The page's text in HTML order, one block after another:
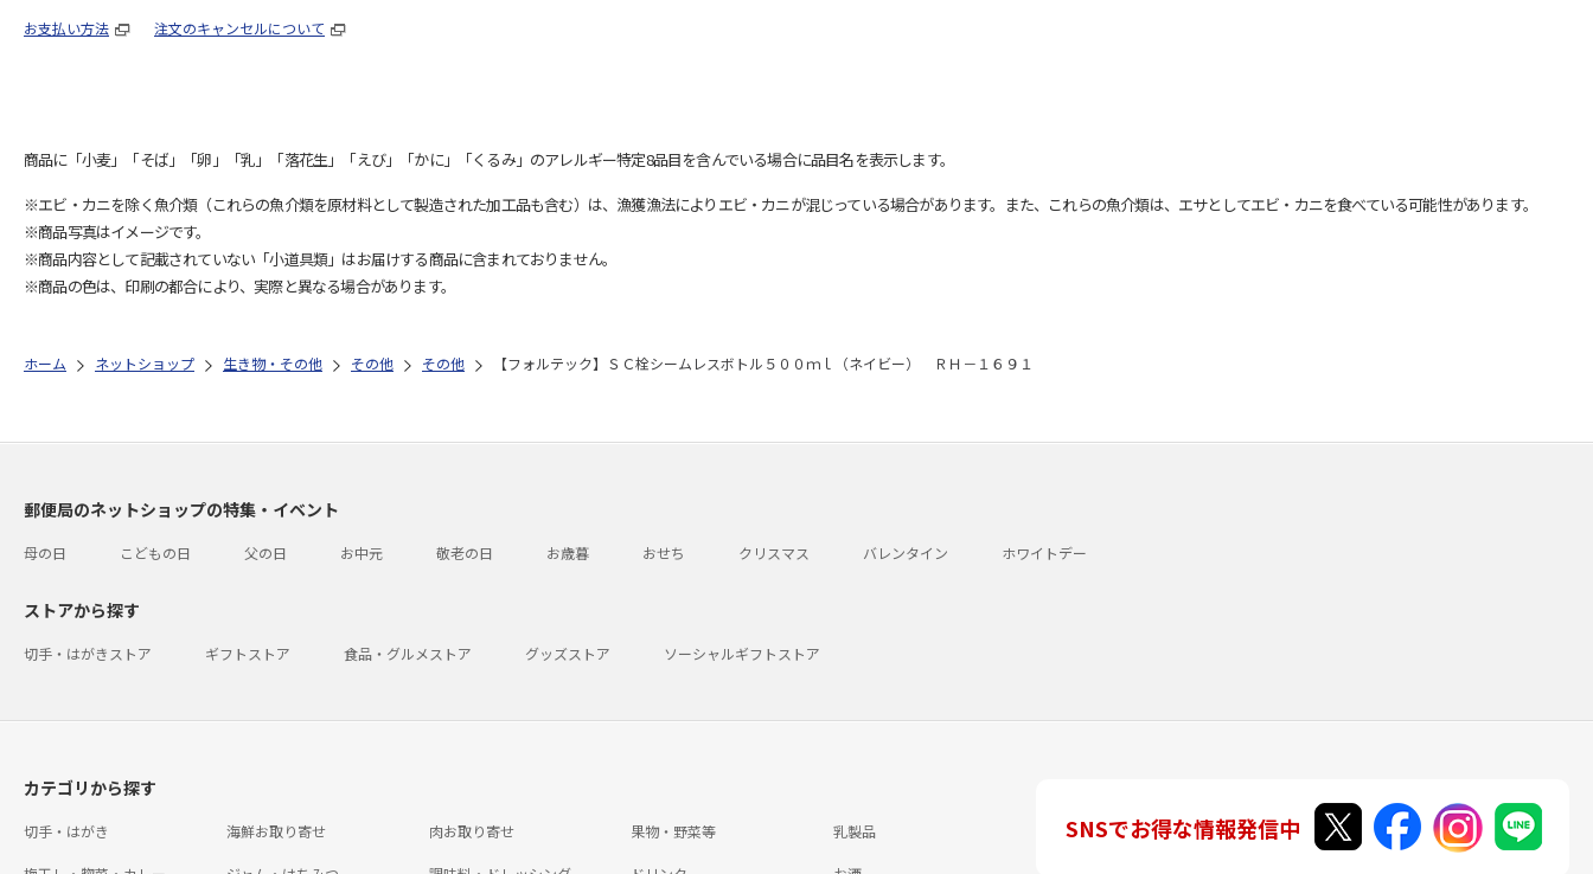
お支払い方法 注文のキャンセルについて
商品に「小麦」「そば」「卵」「乳」「落花生」「えび」「かに」「くるみ」のアレルギー特定8品目を含んでいる場合に品目名を表示します。
※エビ・カニを除く魚介類（これらの魚介類を原材料として製造された加工品も含む）は、漁獲漁法によりエビ・カニが混じっている場合があります。また、これらの魚介類は、エサとしてエビ・カニを食べている可能性があります。
※商品写真はイメージです。
※商品内容として記載されていない「小道具類」はお届けする商品に含まれておりません。
※商品の色は、印刷の都合により、実際と異なる場合があります。
ホーム ネットショップ 生き物・その他 その他 その他 【フォルテック】ＳＣ栓シームレスボトル５００ｍｌ（ネイビー） ＲＨ－１６９１
郵便局のネットショップの特集・イベント
母の日 こどもの日 父の日 お中元 敬老の日 お歳暮 おせち クリスマス バレンタイン ホワイトデー
ストアから探す
切手・はがきストア ギフトストア 食品・グルメストア グッズストア ソーシャルギフトストア
カテゴリから探す
切手・はがき 海鮮お取り寄せ 肉お取り寄せ 果物・野菜等 乳製品 SNSでお得な情報発信中